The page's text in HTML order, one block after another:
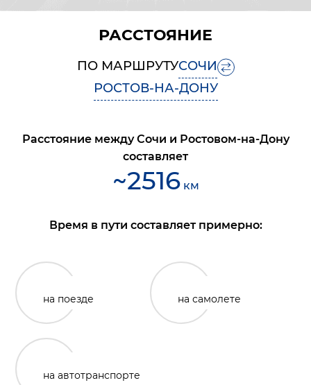
РАССТОЯНИЕ
ПО МАРШРУТУСОЧИ
РОСТОВ-НА-ДОНУ
Расстояние междуСочи и Ростовом-на-Дону
составляет
~2516км
Время в пути составляет примерно:
на поезде на самолете
на автотранспорте